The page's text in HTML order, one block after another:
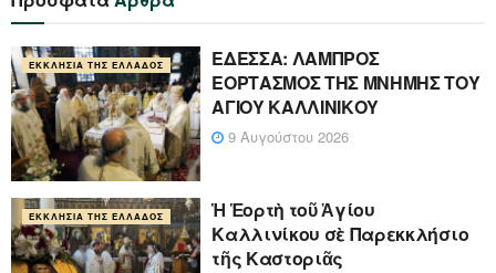
ΕΚΚΛΗΣΊΑ ΤΗΣ ΕΛΛΆΔΟΣ
ΕΔΕΣΣΑ: ΛΑΜΠΡΟΣ
ΕΟΡΤΑΣΜΟΣ ΤΗΣ ΜΝΗΜΗΣ ΤΟΥ
ΑΓΙΟΥ ΚΑΛΛΙΝΙΚΟΥ
9 Αυγούστου 2026
ΕΚΚΛΗΣΊΑ ΤΗΣ ΕΛΛΆΔΟΣ
Ἡ Ἑορτὴ τοῦ Ἁγίου
Καλλινίκου σὲ Παρεκκλήσιο
τῆς Καστοριᾶς